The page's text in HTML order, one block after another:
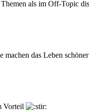
als im Off-Topic
machen das Leben
Vorteil